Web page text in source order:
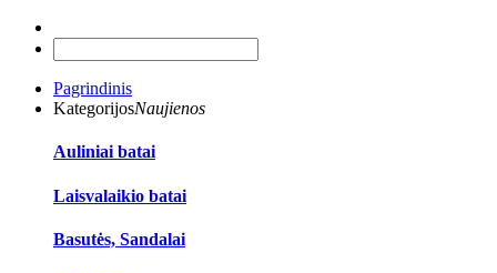
Pagrindinis
KategorijosNaujienos
Auliniai batai
Laisvalaikio batai
Basutės, Sandalai